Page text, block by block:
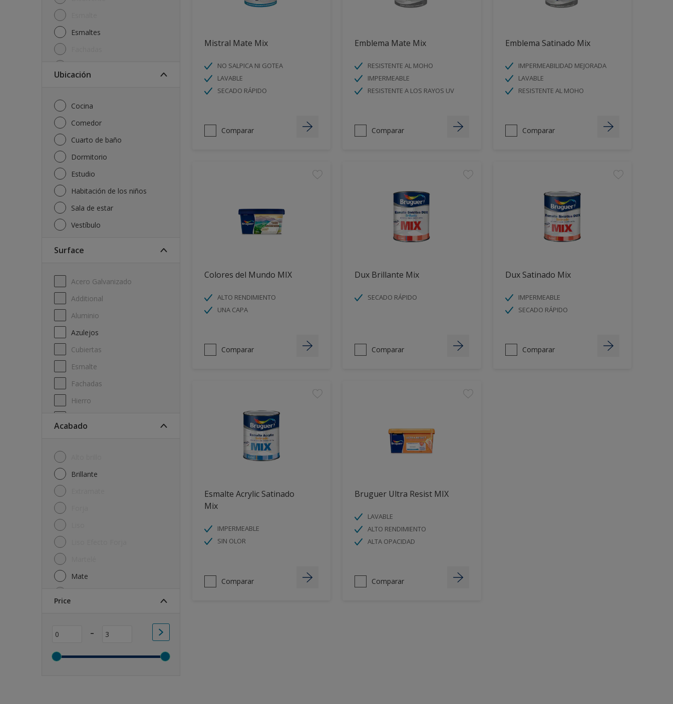
Esmaltes
Repelente al agua
Ubicación
Cocina
Comedor
Cuarto de baño
Dormitorio
Estudio
Habitación de los niños
Sala de estar
Vestíbulo
Surface
Acero Galvanizado
Additional
Aluminio
Azulejos
Cubiertas
Esmalte
Fachadas
Hierro
Yeso
Acabado
Brillante
Mate
Semi-mate
Price
-
Mistral Mate Mix
NO SALPICA NI GOTEA
LAVABLE
SECADO RÁPIDO
Comparar
Emblema Mate Mix
RESISTENTE AL MOHO
IMPERMEABLE
RESISTENTE A LOS RAYOS UV
Comparar
Emblema Satinado Mix
IMPERMEABILIDAD MEJORADA
LAVABLE
RESISTENTE AL MOHO
Comparar
Colores del Mundo MIX
ALTO RENDIMIENTO
UNA CAPA
Comparar
Dux Brillante Mix
SECADO RÁPIDO
Comparar
Dux Satinado Mix
IMPERMEABLE
SECADO RÁPIDO
Comparar
Esmalte Acrylic Satinado
Mix
IMPERMEABLE
SIN OLOR
Comparar
Bruguer Ultra Resist MIX
LAVABLE
ALTO RENDIMIENTO
ALTA OPACIDAD
Comparar